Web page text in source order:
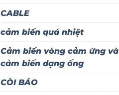
CABLE
cảm biến quá nhiệt
Cảm biến vòng cảm ứng và
cảm biến dạng ống
CÒI BÁO